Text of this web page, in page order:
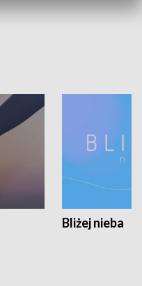
Bliżej nieba